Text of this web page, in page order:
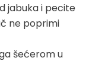
jabuka i pecite
ne poprimi
šećerom u